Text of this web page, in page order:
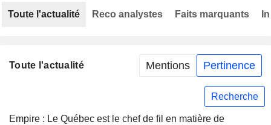
Toute l'actualité Mentions Pertinence
Recherche
Empire : Le Québec est le chef de fil en matière de
Toute l'actualité Reco analystes Faits marquants